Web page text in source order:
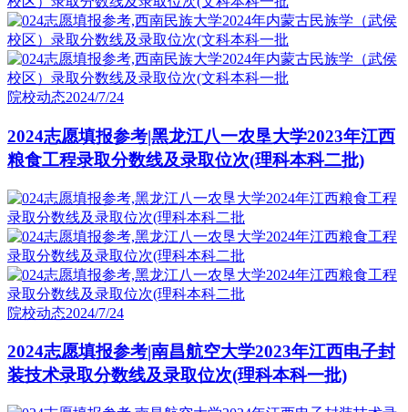
院校动态2024/7/24
2024志愿填报参考|黑龙江八一农垦大学2023年江西
粮食工程录取分数线及录取位次(理科本科二批)
院校动态2024/7/24
2024志愿填报参考|南昌航空大学2023年江西电子封
装技术录取分数线及录取位次(理科本科一批)